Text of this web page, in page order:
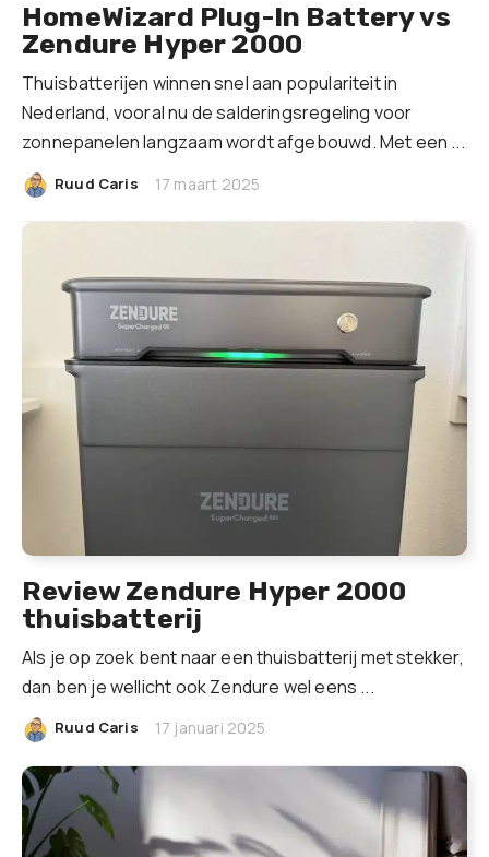
HomeWizard Plug-In Battery vs
Zendure Hyper 2000
Thuisbatterijen winnen snel aan populariteit in
Nederland, vooral nu de salderingsregeling voor
zonnepanelen langzaam wordt afgebouwd. Met een ...
Ruud Caris 17 maart 2025
Review Zendure Hyper 2000
thuisbatterij
Als je op zoek bent naar een thuisbatterij met stekker,
dan ben je wellicht ook Zendure wel eens ...
Ruud Caris 17 januari 2025